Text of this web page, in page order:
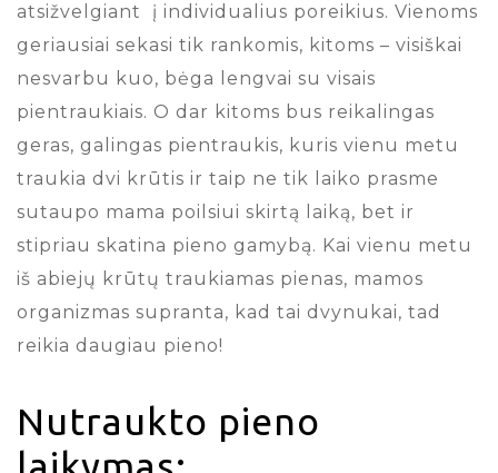
atsižvelgiant į individualius poreikius. Vienoms
geriausiai sekasi tik rankomis, kitoms – visiškai
nesvarbu kuo, bėga lengvai su visais
pientraukiais. O dar kitoms bus reikalingas
geras, galingas pientraukis, kuris vienu metu
traukia dvi krūtis ir taip ne tik laiko prasme
sutaupo mama poilsiui skirtą laiką, bet ir
stipriau skatina pieno gamybą. Kai vienu metu
iš abiejų krūtų traukiamas pienas, mamos
organizmas supranta, kad tai dvynukai, tad
reikia daugiau pieno!
Nutraukto pieno